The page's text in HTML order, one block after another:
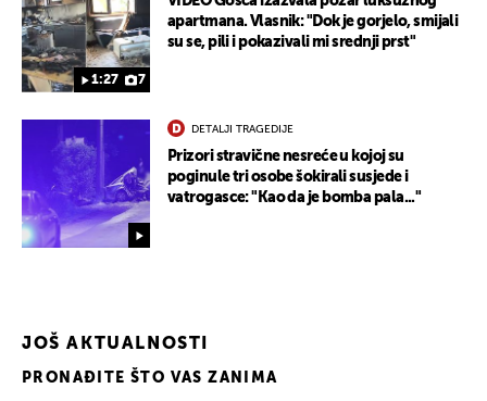
1:27 7
apartmana. Vlasnik: "Dok je gorjelo, smijali
su se, pili i pokazivali mi srednji prst"
DETALJI TRAGEDIJE
Prizori stravične nesreće u kojoj su
poginule tri osobe šokirali susjede i
vatrogasce: "Kao da je bomba pala..."
JOŠ AKTUALNOSTI
PRONAĐITE ŠTO VAS ZANIMA